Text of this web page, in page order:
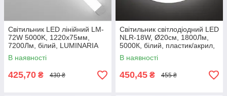
Світильник LED лінійний LM-
72W 5000K, 1220х75мм,
7200Лм, білий, LUMINARIA
В наявності
425,70 ₴ 430 ₴
Світильник світлодіодний LED
NLR-18W, Ø20см, 1800Лм,
5000К, білий, пластик/акрил,
LUMINARIA
В наявності
450,45 ₴ 455 ₴